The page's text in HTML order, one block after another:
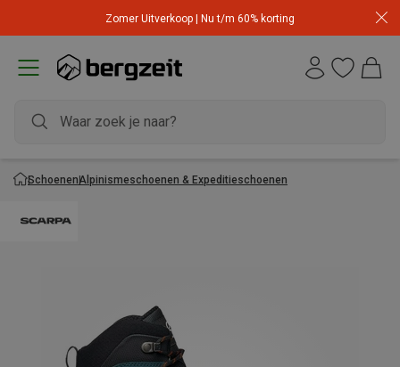
Zomer Uitverkoop | Nu t/m 60% korting
SchoenenAlpinismeschoenen & Expeditieschoenen